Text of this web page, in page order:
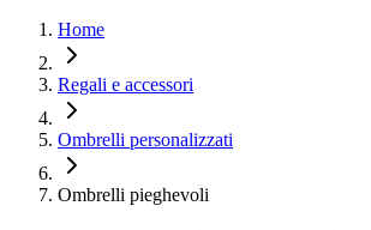
Home
Regali e accessori
Ombrelli personalizzati
Ombrelli pieghevoli